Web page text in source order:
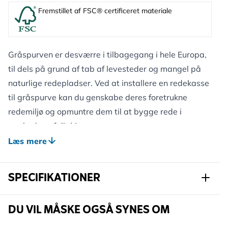
Fremstillet af FSC® certificeret materiale
Gråspurven er desværre i tilbagegang i hele Europa,
til dels på grund af tab af levesteder og mangel på
naturlige redepladser. Ved at installere en redekasse
til gråspurve kan du genskabe deres foretrukne
redemiljø og opmuntre dem til at bygge rede i
nærheden af dit hjem.
Multikasser til gråspurve fås med forskellige
grupper af fugle tæt på hinanden. Hulstørrelsen på
34 mm er ideel til gråspurve.
Kasserne kan hænges op under tagudhæng,
Læs mere
SPECIFIKATIONER
Varenummer 901690120
DU VIL MÅSKE OGSÅ SYNES OM